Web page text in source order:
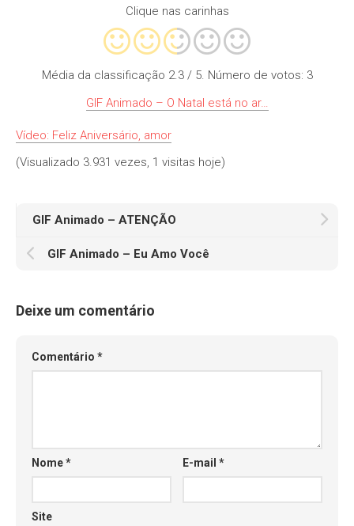
Clique nas carinhas
Média da classificação 2.3/ 5. Número de votos: 3
GIF Animado – O Natal está no ar…
Vídeo: Feliz Aniversário, amor
(Visualizado 3.931 vezes, 1 visitas hoje)
GIF Animado – ATENÇÃO
GIF Animado – Eu Amo Você
Deixe um comentário
Comentário *
Nome* E-mail*
Site